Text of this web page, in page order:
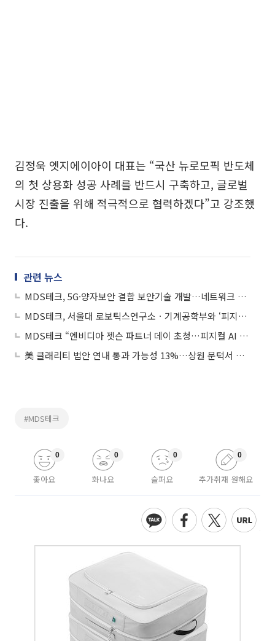
김정욱 엣지에이아이 대표는 “국산 뉴로모픽 반도체
의 첫 상용화 성공 사례를 반드시 구축하고, 글로벌
시장 진출을 위해 적극적으로 협력하겠다”고 강조했
다.
관련 뉴스
MDS테크, 5G·양자보안 결합 보안기술 개발…네트워크 리질리언스 강화
MDS테크, 서울대 로보틱스연구소ㆍ기계공학부와 ‘피지컬 AI’ 로봇 인재 양성 MOU
MDS테크 “엔비디아 젯슨 파트너 데이 초청…피지컬 AI 협력 방안 논의”
美 클래리티 법안 연내 통과 가능성 13%…상원 문턱서 제동
#MDS테크
좋아요
0
화나요
0
슬퍼요
0
추가취재 원해요
0